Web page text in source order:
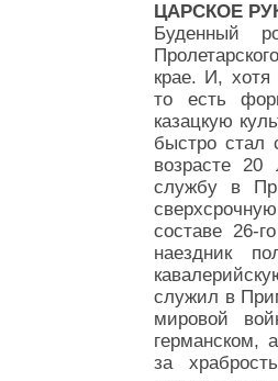
ЦАРСКОЕ
Буденный
крае. И,
то есть
казацкую
быстро стал
возрасте
службу в
составе 26-
наездник
служил в
мировой
германском,
за